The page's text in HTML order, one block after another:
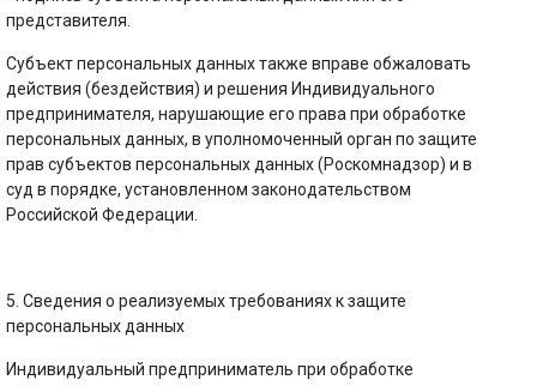
представителя.
Субъект персональных данных также вправе обжаловать
действия (бездействия) и решения Индивидуального
предпринимателя, нарушающие его права при обработке
персональных данных, в уполномоченный орган по защите
прав субъектов персональных данных (Роскомнадзор) и в
суд в порядке, установленном законодательством
Российской Федерации.
5. Сведения о реализуемых требованиях к защите
персональных данных
Индивидуальный предприниматель при обработке